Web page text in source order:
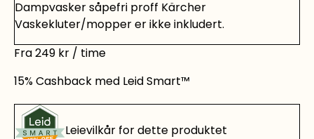
Dampvasker såpefri proff Kärcher
Vaskekluter/mopper er ikke inkludert.
Fra249 kr / time
15%Cashback med Leid Smart™
Leievilkår for dette produktet